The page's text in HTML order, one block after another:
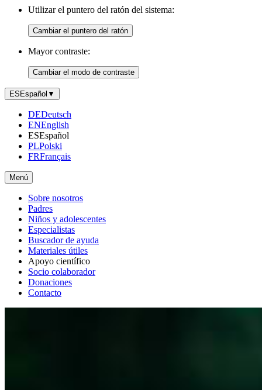
Utilizar el puntero del ratón del sistema:
Cambiar el puntero del ratón
Mayor contraste:
Cambiar el modo de contraste
ES Español ▼
DEDeutsch
ENEnglish
ESEspañol
PLPolski
FRFrançais
Menú
Sobre nosotros
Padres
Niños y adolescentes
Especialistas
Buscador de ayuda
Materiales útiles
Apoyo científico
Socio colaborador
Donaciones
Contacto